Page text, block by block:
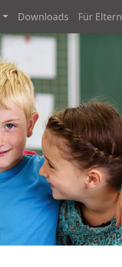
Downloads Für Eltern